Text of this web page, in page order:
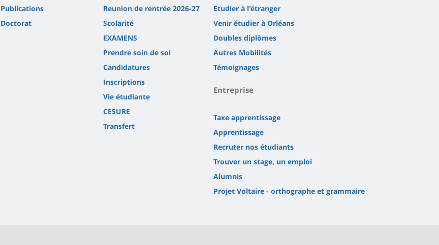
Publications
Doctorat
Reunion de rentrée 2026-27
Scolarité
EXAMENS
Prendre soin de soi
Candidatures
Inscriptions
Vie étudiante
CESURE
Transfert
Etudier à l'étranger
Venir étudier à Orléans
Doubles diplômes
Autres Mobilités
Témoignages
Entreprise
Taxe apprentissage
Apprentissage
Recruter nos étudiants
Trouver un stage, un emploi
Alumnis
Projet Voltaire - orthographe et grammaire